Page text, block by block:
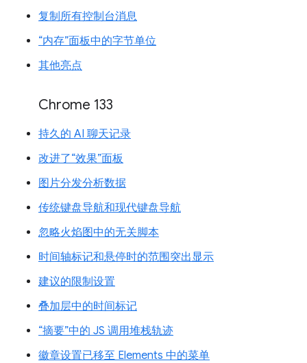
复制所有控制台消息
“内存”面板中的字节单位
其他亮点
Chrome 133
持久的 AI 聊天记录
改进了“效果”面板
图片分发分析数据
传统键盘导航和现代键盘导航
忽略火焰图中的无关脚本
时间轴标记和悬停时的范围突出显示
建议的限制设置
叠加层中的时间标记
“摘要”中的 JS 调用堆栈轨迹
徽章设置已移至 Elements 中的菜单